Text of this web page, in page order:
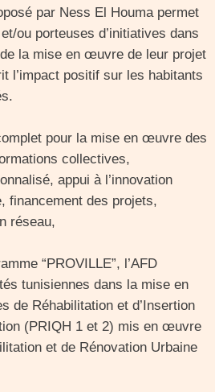
par Ness El Houma permet
ou porteuses d’initiatives dans
la mise en œuvre de leur projet
l’impact positif sur les habitants
pour la mise en œuvre des
collectives,
appui à l’innovation
financement des projets,
réseau,
“PROVILLE”, l’AFD
tunisiennes dans la mise en
de Réhabilitation et d’Insertion
(PRIQH 1 et 2) mis en œuvre
et de Rénovation Urbaine